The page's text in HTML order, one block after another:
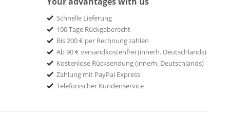
Schnelle Lieferung
100 Tage Rückgaberecht
Bis 200 € per Rechnung zahlen
Ab 90 € versandkostenfrei (innerh. Deutschlands)
Kostenlose Rücksendung (innerh. Deutschlands)
Zahlung mit PayPal Express
Telefonischer Kundenservice